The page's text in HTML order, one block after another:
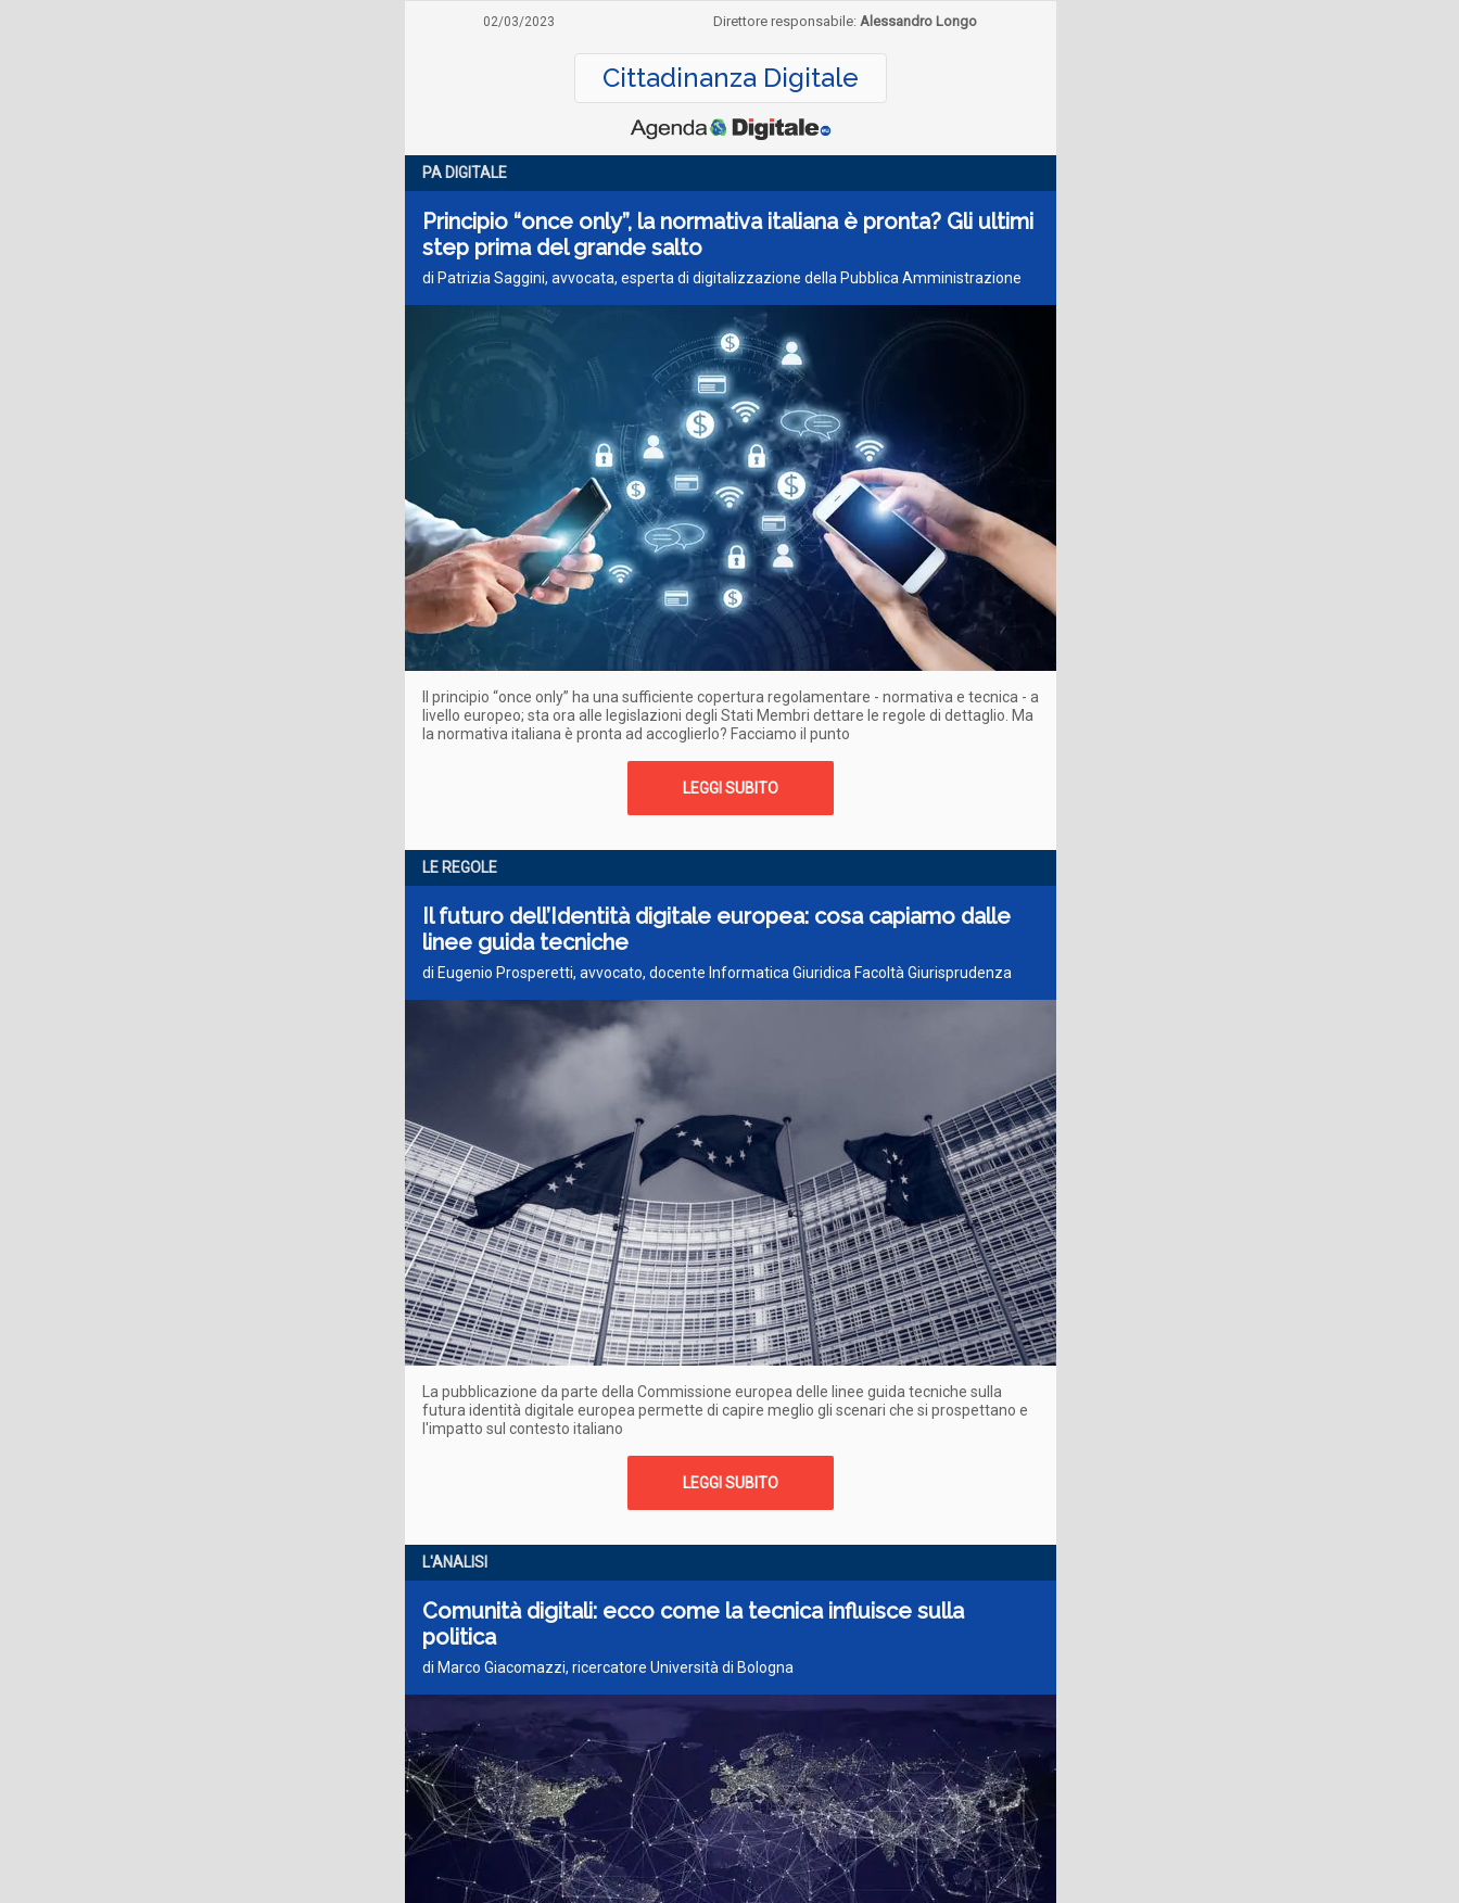
02/03/2023 Direttore responsabile: Alessandro Longo
Cittadinanza Digitale
PA DIGITALE
Principio “once only”, la normativa italiana è pronta? Gli ultimi
step prima del grande salto
di Patrizia Saggini, avvocata, esperta di digitalizzazione della Pubblica Amministrazione
Il principio “once only” ha una sufficiente copertura regolamentare - normativa e tecnica - a
livello europeo; sta ora alle legislazioni degli Stati Membri dettare le regole di dettaglio. Ma
la normativa italiana è pronta ad accoglierlo? Facciamo il punto
LEGGI SUBITO
LE REGOLE
Il futuro dell’Identità digitale europea: cosa capiamo dalle
linee guida tecniche
di Eugenio Prosperetti, avvocato, docente Informatica Giuridica Facoltà Giurisprudenza
La pubblicazione da parte della Commissione europea delle linee guida tecniche sulla
futura identità digitale europea permette di capire meglio gli scenari che si prospettano e
l'impatto sul contesto italiano
LEGGI SUBITO
L'ANALISI
Comunità digitali: ecco come la tecnica influisce sulla
politica
di Marco Giacomazzi, ricercatore Università di Bologna